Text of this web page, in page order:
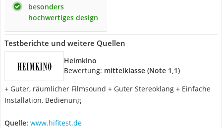
besonders
hochwertiges design
Testberichte und weitere Quellen
Heimkino
Bewertung: mittelklasse (Note 1,1)
+ Guter, räumlicher Filmsound + Guter Stereoklang + Einfache
Installation, Bedienung
Quelle: www.hifitest.de